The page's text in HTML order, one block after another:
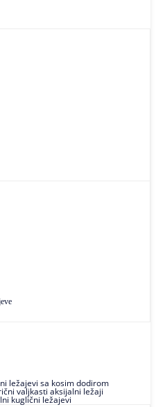
ležajevi sa kosim dodirom
valjkasti aksijalni ležaji
kuglični ležajevi